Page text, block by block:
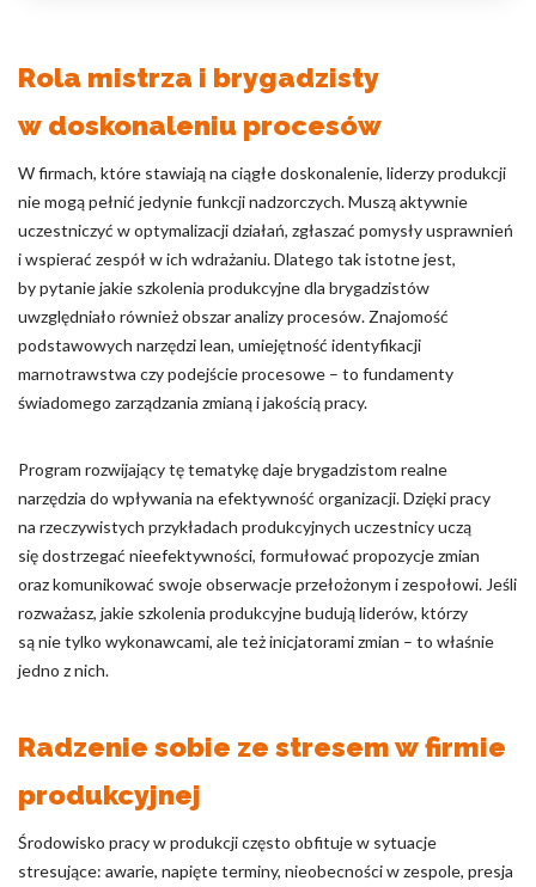
Rola mistrza i brygadzisty
w doskonaleniu procesów
W firmach, które stawiają na ciągłe doskonalenie, liderzy produkcji
nie mogą pełnić jedynie funkcji nadzorczych. Muszą aktywnie
uczestniczyć w optymalizacji działań, zgłaszać pomysły usprawnień
i wspierać zespół w ich wdrażaniu. Dlatego tak istotne jest,
by pytanie jakie szkolenia produkcyjne dla brygadzistów
uwzględniało również obszar analizy procesów. Znajomość
podstawowych narzędzi lean, umiejętność identyfikacji
marnotrawstwa czy podejście procesowe – to fundamenty
świadomego zarządzania zmianą i jakością pracy.
Program rozwijający tę tematykę daje brygadzistom realne
narzędzia do wpływania na efektywność organizacji. Dzięki pracy
na rzeczywistych przykładach produkcyjnych uczestnicy uczą
się dostrzegać nieefektywności, formułować propozycje zmian
oraz komunikować swoje obserwacje przełożonym i zespołowi. Jeśli
rozważasz, jakie szkolenia produkcyjne budują liderów, którzy
są nie tylko wykonawcami, ale też inicjatorami zmian – to właśnie
jedno z nich.
Radzenie sobie ze stresem w firmie
produkcyjnej
Środowisko pracy w produkcji często obfituje w sytuacje
stresujące: awarie, napięte terminy, nieobecności w zespole, presja